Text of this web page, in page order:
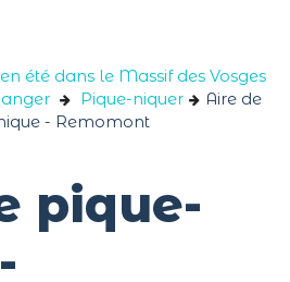
été dans le Massif des Vosges
Pique-niquer
Aire de
- Remomont
pique-